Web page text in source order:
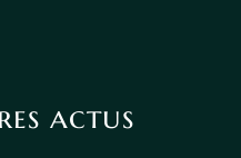
actus